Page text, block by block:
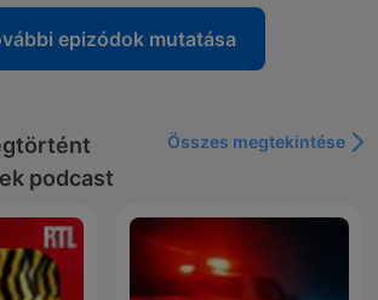
epizódok mutatása
podcast
Összes megtekintése